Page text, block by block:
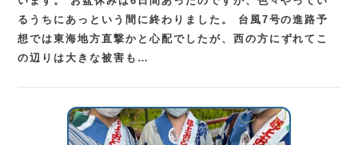
るうちにあっという間に終わりました。 台風7号の進路予
想では東海地方直撃かと心配でしたが、西の方にずれてこ
の辺りは大きな被害も…